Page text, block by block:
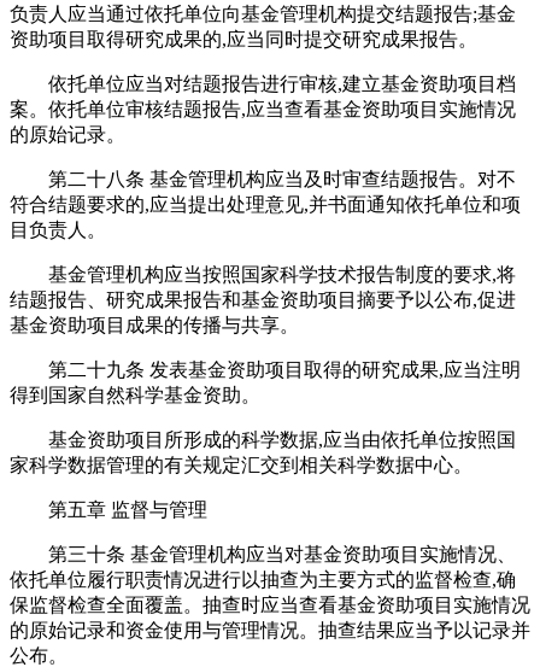
负责人应当通过依托单位向基金管理机构提交结题报告;基金
资助项目取得研究成果的,应当同时提交研究成果报告。
依托单位应当对结题报告进行审核,建立基金资助项目档
案。依托单位审核结题报告,应当查看基金资助项目实施情况
的原始记录。
第二十八条 基金管理机构应当及时审查结题报告。对不
符合结题要求的,应当提出处理意见,并书面通知依托单位和项
目负责人。
基金管理机构应当按照国家科学技术报告制度的要求,将
结题报告、研究成果报告和基金资助项目摘要予以公布,促进
基金资助项目成果的传播与共享。
第二十九条 发表基金资助项目取得的研究成果,应当注明
得到国家自然科学基金资助。
基金资助项目所形成的科学数据,应当由依托单位按照国
家科学数据管理的有关规定汇交到相关科学数据中心。
第五章 监督与管理
第三十条 基金管理机构应当对基金资助项目实施情况、
依托单位履行职责情况进行以抽查为主要方式的监督检查,确
保监督检查全面覆盖。抽查时应当查看基金资助项目实施情况
的原始记录和资金使用与管理情况。抽查结果应当予以记录并
公布。